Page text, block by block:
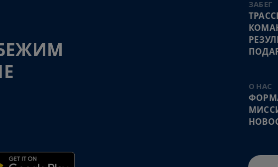
ЗАБЕГ
О НАС